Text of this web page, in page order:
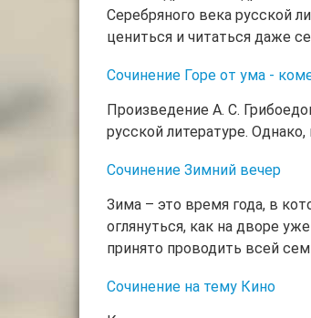
Серебряного века русской
цениться и читаться даже
Сочинение Горе от ума -
Произведение А. С.
русской литературе.
Сочинение Зимний вечер
Зима – это время года, в
оглянуться, как на дворе
принято проводить всей
Сочинение на тему Кино